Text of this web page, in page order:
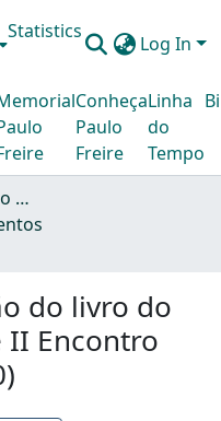
Statistics
Log In
Conheça
Paulo
Freire
Linha
do
Tempo
Acervo Educador Paulo Freire
do livro do
II Encontro